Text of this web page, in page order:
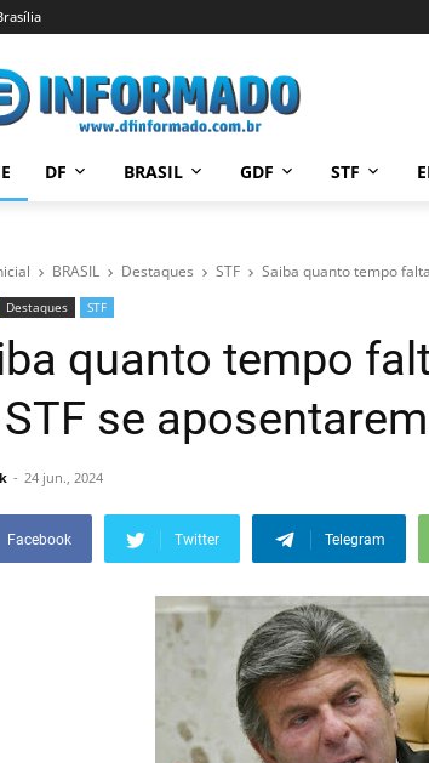
DF BRASIL GDF STF
BRASIL Destaques STF Saiba quanto tempo
Destaques STF
quanto tempo
se aposentarem
24 jun., 2024
Facebook Twitter Telegram